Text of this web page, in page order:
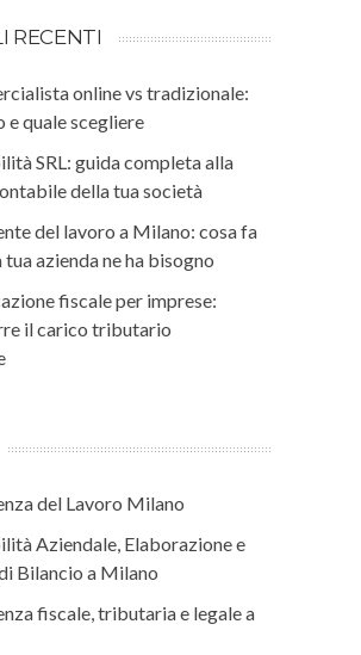
RECENTI
online vs tradizionale:
e quale scegliere
SRL: guida completa alla
della tua società
del lavoro a Milano: cosa fa
tua azienda ne ha bisogno
fiscale per imprese:
il carico tributario
del Lavoro Milano
Aziendale, Elaborazione e
Bilancio a Milano
fiscale, tributaria e legale a